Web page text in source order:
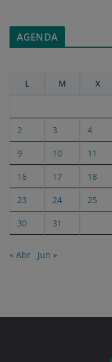
AGENDA
L
M X
2 3 4
9 10 11
16 17 18
23 24 25
30 31
« Abr Jun »